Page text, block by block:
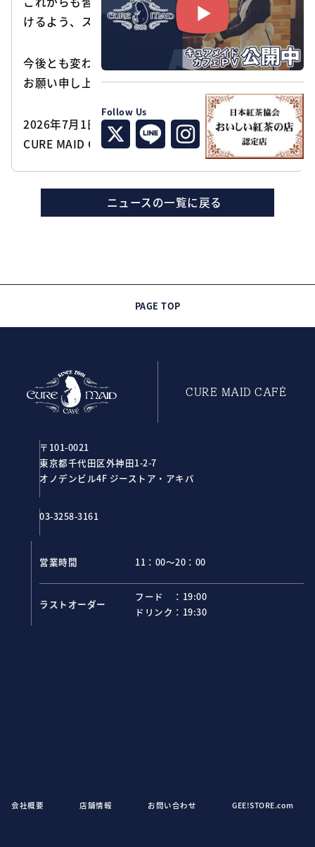
Follow Us
けるよう、スタッフ一同努めてまいります。
今後とも変わらぬご愛顧を賜りますよう、よろしく
お願い申し上げます。
2026年7月1日
CURE MAID CAFÉ
ニュースの一覧に戻る
PAGE TOP
CURE MAID CAFÉ
〒101-0021
東京都千代田区外神田1-2-7
オノデンビル4F ジーストア・アキバ
03-3258-3161
営業時間 11：00～20：00
ラストオーダー
フード ： 19:00
ドリンク： 19:30
会社概要 店舗情報 お問い合わせ GEE!STORE.com